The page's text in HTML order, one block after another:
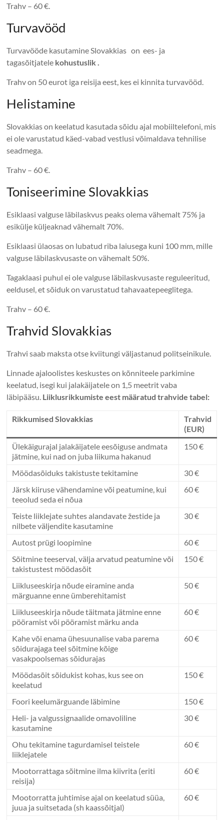
Trahv – 60 €.
Turvavööd
Turvavööde kasutamine Slovakkias on ees- ja
tagasõitjatele kohustuslik .
Trahv on 50 eurot iga reisija eest, kes ei kinnita turvavööd.
Helistamine
Slovakkias on keelatud kasutada sõidu ajal mobiiltelefoni, mis
ei ole varustatud käed-vabad vestlusi võimaldava tehnilise
seadmega.
Trahv – 60 €.
Toniseerimine Slovakkias
Esiklaasi valguse läbilaskvus peaks olema vähemalt 75% ja
esikülje küljeaknad vähemalt 70%.
Esiklaasi ülaosas on lubatud riba laiusega kuni 100 mm, mille
valguse läbilaskvusaste on vähemalt 50%.
Tagaklaasi puhul ei ole valguse läbilaskvusaste reguleeritud,
eeldusel, et sõiduk on varustatud tahavaatepeeglitega.
Trahv – 60 €.
Trahvid Slovakkias
Trahvi saab maksta otse kviitungi väljastanud politseinikule.
Linnade ajaloolistes keskustes on kõnniteele parkimine
keelatud, isegi kui jalakäijatele on 1,5 meetrit vaba
läbipääsu. Liiklusrikkumiste eest määratud trahvide tabel:
Rikkumised Slovakkias
Trahvid
(EUR)
Ülekäigurajal jalakäijatele eesõiguse andmata
jätmine, kui nad on juba liikuma hakanud
150 €
Möödasõiduks takistuste tekitamine
30 €
Järsk kiiruse vähendamine või peatumine, kui
teeolud seda ei nõua
60 €
Teiste liiklejate suhtes alandavate žestide ja
nilbete väljendite kasutamine
30 €
Autost prügi loopimine
60 €
Sõitmine teeserval, välja arvatud peatumine või
takistustest möödasõit
150 €
Liikluseeskirja nõude eiramine anda
märguanne enne ümberehitamist
50 €
Liikluseeskirja nõude täitmata jätmine enne
pööramist või pööramist märku anda
60 €
Kahe või enama ühesuunalise vaba parema
sõidurajaga teel sõitmine kõige
vasakpoolsemas sõidurajas
60 €
Möödasõit sõidukist kohas, kus see on
keelatud
150 €
Foori keelumärguande läbimine
150 €
Heli- ja valgussignaalide omavoliline
kasutamine
30 €
Ohu tekitamine tagurdamisel teistele
liiklejatele
60 €
Mootorrattaga sõitmine ilma kiivrita (eriti
reisija)
60 €
Mootorratta juhtimise ajal on keelatud süüa,
juua ja suitsetada (sh kaassõitjal)
60 €